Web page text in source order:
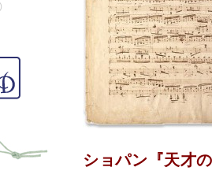
ショパン『天才